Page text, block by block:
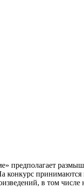
предполагает
в том